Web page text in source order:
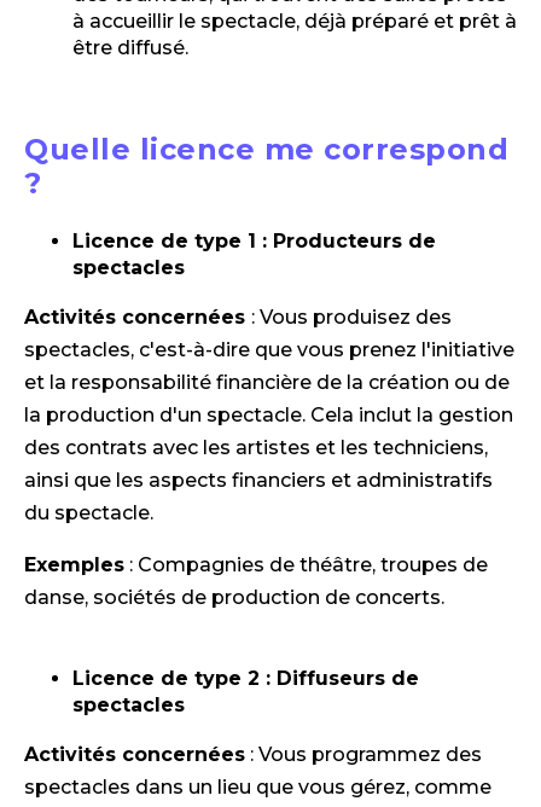
à accueillir le spectacle, déjà préparé et prêt à
être diffusé.
Quelle licence me correspond
?
Licence de type 1 : Producteurs de
spectacles
Activités concernées : Vous produisez des
spectacles, c'est-à-dire que vous prenez l'initiative
et la responsabilité financière de la création ou de
la production d'un spectacle. Cela inclut la gestion
des contrats avec les artistes et les techniciens,
ainsi que les aspects financiers et administratifs
du spectacle.
Exemples : Compagnies de théâtre, troupes de
danse, sociétés de production de concerts.
Licence de type 2 : Diffuseurs de
spectacles
Activités concernées : Vous programmez des
spectacles dans un lieu que vous gérez, comme